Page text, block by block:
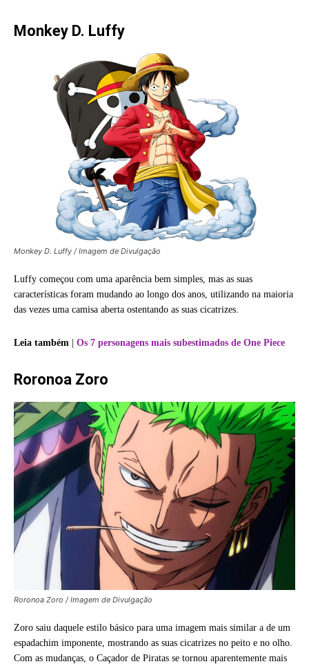
Monkey D. Luffy
Monkey D. Luffy / Imagem de Divulgação
Luffy começou com uma aparência bem simples, mas as suas
características foram mudando ao longo dos anos, utilizando na maioria
das vezes uma camisa aberta ostentando as suas cicatrizes.
Leia também | Os 7 personagens mais subestimados de One Piece
Roronoa Zoro
Roronoa Zoro / Imagem de Divulgação
Zoro saiu daquele estilo básico para uma imagem mais similar a de um
espadachim imponente, mostrando as suas cicatrizes no peito e no olho.
Com as mudanças, o Caçador de Piratas se tornou aparentemente mais